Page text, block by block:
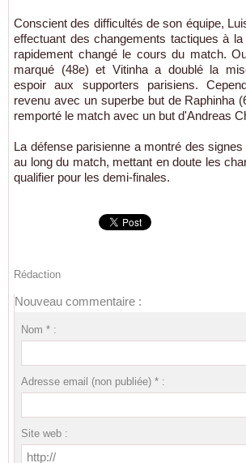
Conscient des difficultés de son équipe,
effectuant des changements tactiques à
rapidement changé le cours du match.
marqué (48e) et Vitinha a doublé la
espoir aux supporters parisiens.
revenu avec un superbe but de Raphinha
remporté le match avec un but d'Andreas
La défense parisienne a montré des
au long du match, mettant en doute les
qualifier pour les demi-finales.
Rédaction
Nouveau commentaire :
Nom * :
Adresse email (non publiée) * :
Site web :